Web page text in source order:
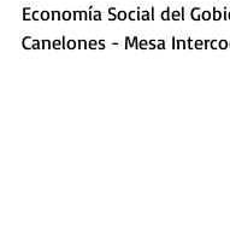
Economía Social del
Canelones - Mesa